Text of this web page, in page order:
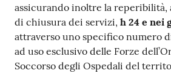
assicurando inoltre la reperibilità,
di chiusura dei servizi, h 24 e nei
attraverso uno specifico numero
ad uso esclusivo delle Forze
Soccorso degli Ospedali del